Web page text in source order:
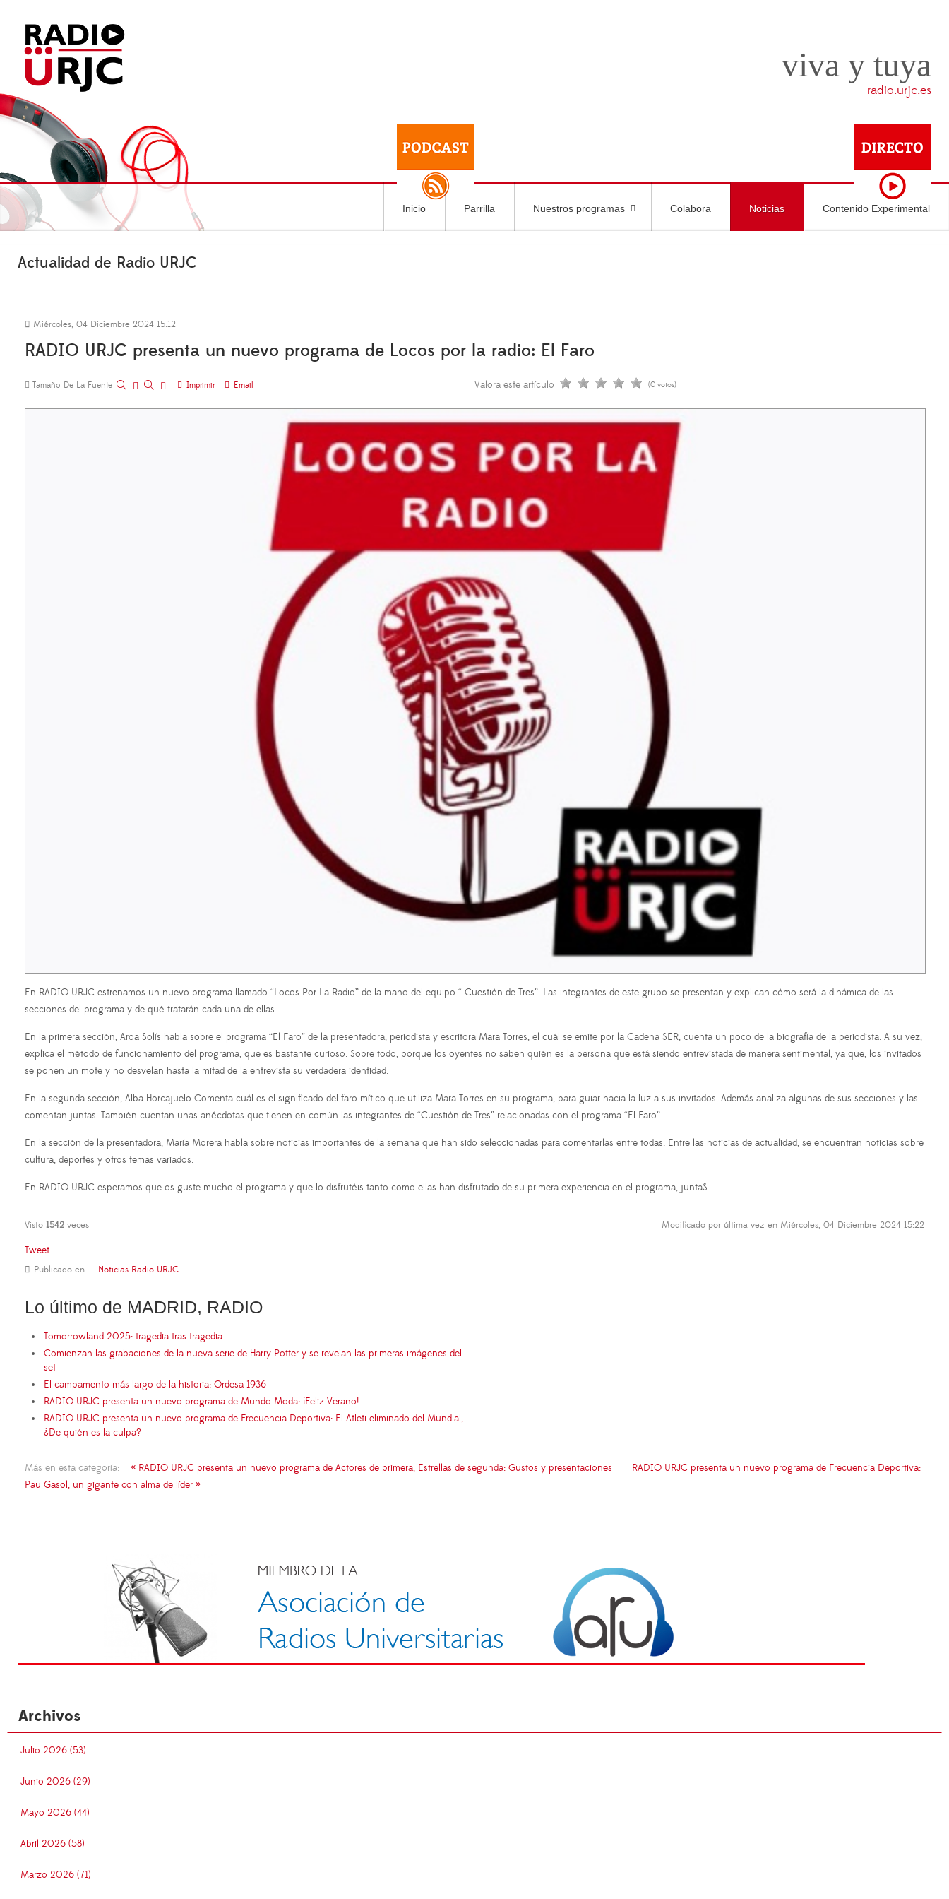
viva y tuya
radio.urjc.es
Inicio Parrilla Nuestros programas Colabora Noticias Contenido Experimental
Actualidad de Radio URJC
Miércoles, 04 Diciembre 2024 15:12
RADIO URJC presenta un nuevo programa de Locos por la radio: El Faro
Tamaño De La Fuente Imprimir Email Valora este artículo (0 votos)
En RADIO URJC estrenamos un nuevo programa llamado “Locos Por La Radio” de la mano del equipo “ Cuestión de Tres”. Las integrantes de este grupo se presentan y explican cómo será la dinámica de las
secciones del programa y de qué tratarán cada una de ellas.
En la primera sección, Aroa Solís habla sobre el programa “El Faro” de la presentadora, periodista y escritora Mara Torres, el cuál se emite por la Cadena SER, cuenta un poco de la biografía de la periodista. A su vez,
explica el método de funcionamiento del programa, que es bastante curioso. Sobre todo, porque los oyentes no saben quién es la persona que está siendo entrevistada de manera sentimental, ya que, los invitados
se ponen un mote y no desvelan hasta la mitad de la entrevista su verdadera identidad.
En la segunda sección, Alba Horcajuelo Comenta cuál es el significado del faro mítico que utiliza Mara Torres en su programa, para guiar hacia la luz a sus invitados. Además analiza algunas de sus secciones y las
comentan juntas. También cuentan unas anécdotas que tienen en común las integrantes de “Cuestión de Tres” relacionadas con el programa “El Faro”.
En la sección de la presentadora, María Morera habla sobre noticias importantes de la semana que han sido seleccionadas para comentarlas entre todas. Entre las noticias de actualidad, se encuentran noticias sobre
cultura, deportes y otros temas variados.
En RADIO URJC esperamos que os guste mucho el programa y que lo disfrutéis tanto como ellas han disfrutado de su primera experiencia en el programa, juntaS.
Visto 1542 veces Modificado por última vez en Miércoles, 04 Diciembre 2024 15:22
Tweet
Publicado en Noticias Radio URJC
Lo último de MADRID, RADIO
Tomorrowland 2025: tragedia tras tragedia
Comienzan las grabaciones de la nueva serie de Harry Potter y se revelan las primeras imágenes del
set
El campamento más largo de la historia: Ordesa 1936
RADIO URJC presenta un nuevo programa de Mundo Moda: ¡Feliz Verano!
RADIO URJC presenta un nuevo programa de Frecuencia Deportiva: El Atleti eliminado del Mundial,
¿De quién es la culpa?
Más en esta categoría: « RADIO URJC presenta un nuevo programa de Actores de primera, Estrellas de segunda: Gustos y presentaciones
RADIO URJC presenta un nuevo programa de Frecuencia Deportiva:
Pau Gasol, un gigante con alma de líder »
Archivos
Julio 2026 (53)
Junio 2026 (29)
Mayo 2026 (44)
Abril 2026 (58)
Marzo 2026 (71)